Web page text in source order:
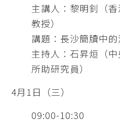
主講人：黎明釗（
教授）
講題：長沙簡牘中
主持人：石昇烜（
所助研究員）
4月1日（三）
09:00-10:30